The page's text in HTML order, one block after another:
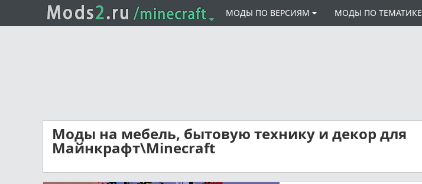
МОДЫ ПО ВЕРСИЯМ МОДЫ ПО ТЕМАТИКЕ
Моды на мебель, бытовую технику и декор для
Майнкрафт\Minecraft